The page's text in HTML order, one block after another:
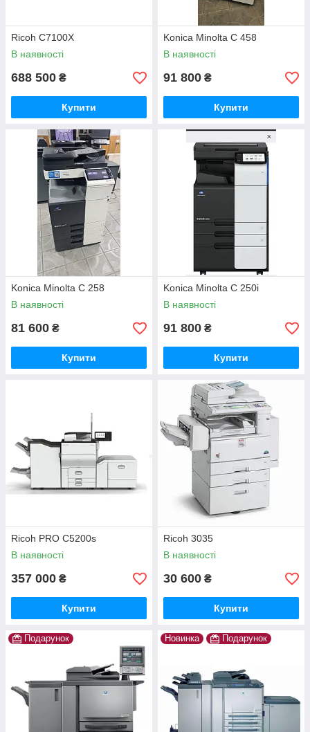
Ricoh C7100X
В наявності
688 500 ₴
Купити
Konica Minolta C 458
В наявності
91 800 ₴
Купити
Konica Minolta C 258
В наявності
81 600 ₴
Купити
Konica Minolta C 250i
В наявності
91 800 ₴
Купити
Ricoh PRO C5200s
В наявності
357 000 ₴
Купити
Ricoh 3035
В наявності
30 600 ₴
Купити
Подарунок Новинка Подарунок